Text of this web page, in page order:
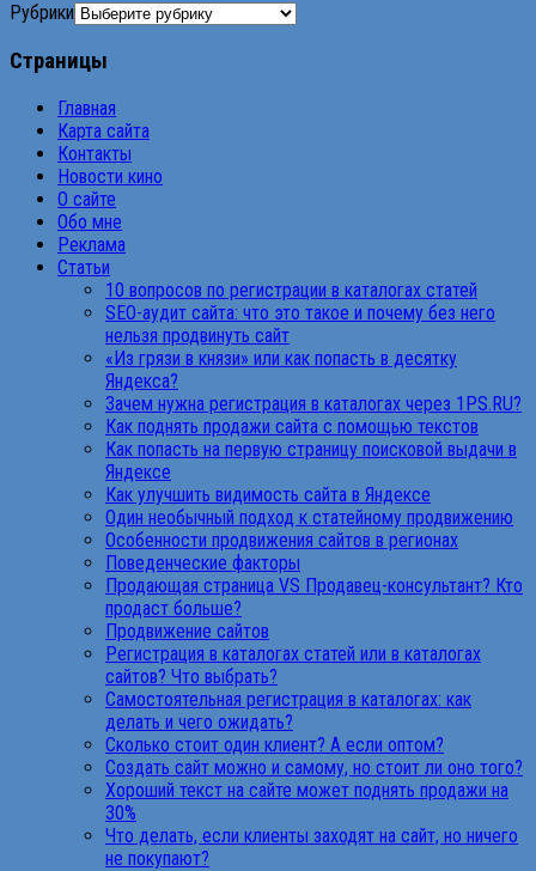
Рубрики
Страницы
Главная
Карта сайта
Контакты
Новости кино
О сайте
Обо мне
Реклама
Статьи
10 вопросов по регистрации в каталогах статей
SEO-аудит сайта: что это такое и почему без него
нельзя продвинуть сайт
«Из грязи в князи» или как попасть в десятку
Яндекса?
Зачем нужна регистрация в каталогах через 1PS.RU?
Как поднять продажи сайта с помощью текстов
Как попасть на первую страницу поисковой выдачи в
Яндексе
Как улучшить видимость сайта в Яндексе
Один необычный подход к статейному продвижению
Особенности продвижения сайтов в регионах
Поведенческие факторы
Продающая страница VS Продавец-консультант? Кто
продаст больше?
Продвижение сайтов
Регистрация в каталогах статей или в каталогах
сайтов? Что выбрать?
Самостоятельная регистрация в каталогах: как
делать и чего ожидать?
Сколько стоит один клиент? А если оптом?
Создать сайт можно и самому, но стоит ли оно того?
Хороший текст на сайте может поднять продажи на
30%
Что делать, если клиенты заходят на сайт, но ничего
не покупают?